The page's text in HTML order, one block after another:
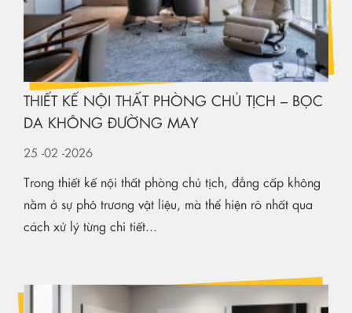
THIẾT KẾ NỘI THẤT PHÒNG CHỦ TỊCH – BỌC
DA KHÔNG ĐƯỜNG MAY
25 -02 -2026
Trong thiết kế nội thất phòng chủ tịch, đẳng cấp không
nằm ở sự phô trương vật liệu, mà thể hiện rõ nhất qua
cách xử lý từng chi tiết...